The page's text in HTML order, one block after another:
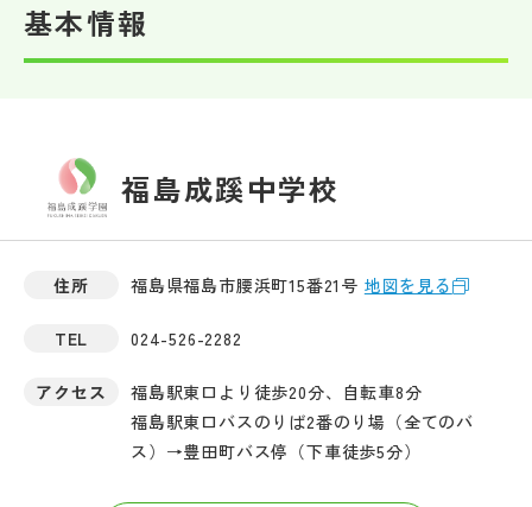
基本情報
福島成蹊中学校
住所 福島県福島市腰浜町15番21号 地図を見る
TEL 024-526-2282
アクセス
福島駅東口より徒歩20分、自転車8分
福島駅東口バスのりば2番のり場（全てのバ
ス）→豊田町バス停（下車徒歩5分）